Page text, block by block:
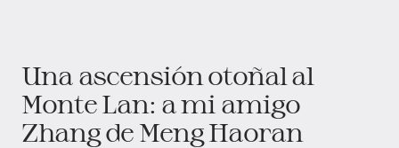
Una ascensión otoñal al
Monte Lan: a mi amigo
Zhang de Meng Haoran